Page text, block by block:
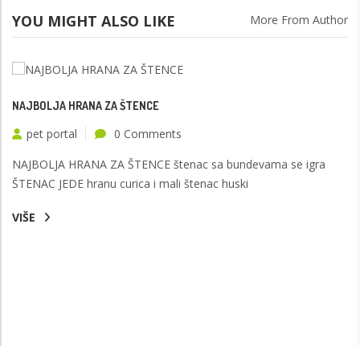
YOU MIGHT ALSO LIKE More From Author
NAJBOLJA HRANA ZA ŠTENCE
pet portal
0 Comments
NAJBOLJA HRANA ZA ŠTENCE štenac sa bundevama se igra
ŠTENAC JEDE hranu curica i mali štenac huski
VIŠE